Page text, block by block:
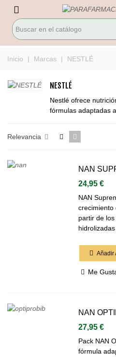
Inicio | Marcas | NESTLÉ
NESTLÉ
Nestlé ofrece
fórmulas adaptadas
Relevancia
NAN
24,95 €
NAN
crecimiento
partir de
Añadir
Me
NAN
27,95 €
Pack NAN
fórmula